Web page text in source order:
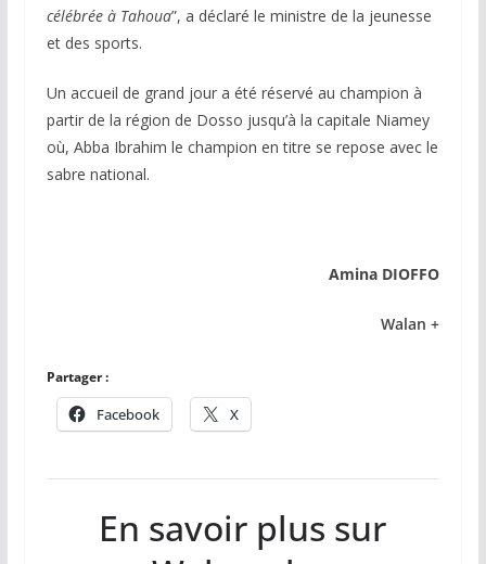
célébrée à Tahoua”, a déclaré le ministre de la jeunesse
et des sports.
Un accueil de grand jour a été réservé au champion à
partir de la région de Dosso jusqu’à la capitale Niamey
où, Abba Ibrahim le champion en titre se repose avec le
sabre national.
Amina DIOFFO
Walan +
Partager :
Facebook X
En savoir plus sur